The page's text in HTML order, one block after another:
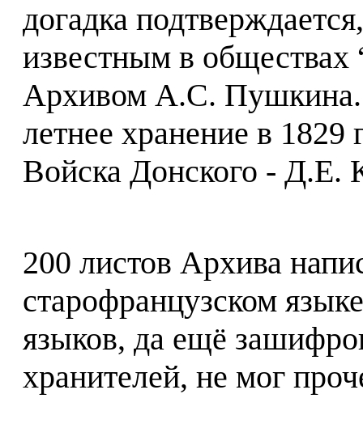
догадка
известным в обществах
Архивом А.С. Пушкина.
летнее хранение в 1829
Войска Донского - Д.Е.
200 листов Архива
старофранцузском
языков, да ещё
хранителей, не мог